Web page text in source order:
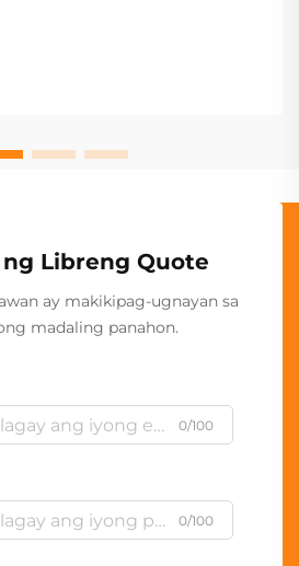
Libreng Quote
ay makikipag-ugnayan sa
madaling panahon.
0/100
0/100